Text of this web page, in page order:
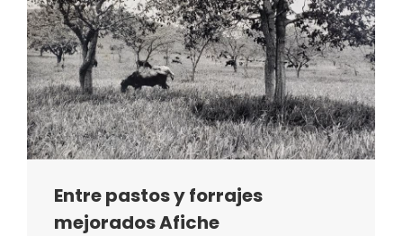
Entre pastos y forrajes
mejorados Afiche